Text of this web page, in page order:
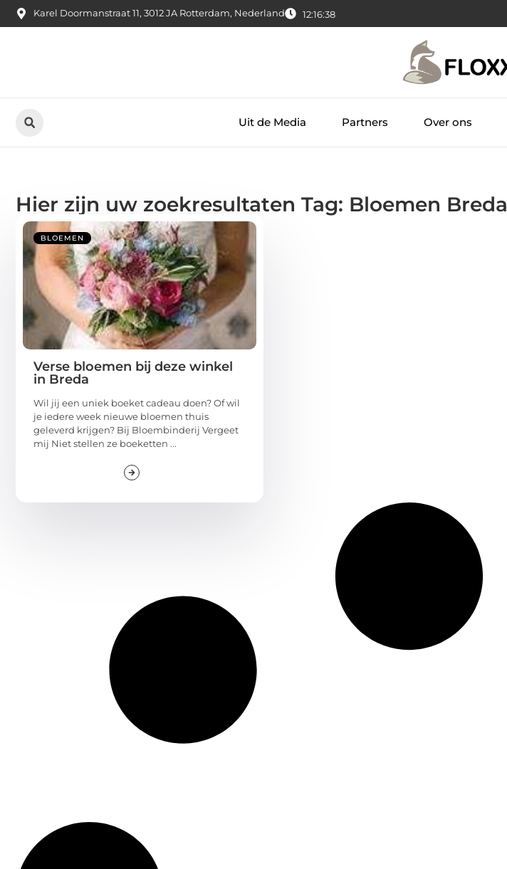
Karel Doormanstraat 11, 3012 JA Rotterdam, Nederland 12:16:38
Uit de Media Partners Over ons
Hier zijn uw zoekresultaten Tag: Bloemen Breda
BLOEMEN
Verse bloemen bij deze winkel
in Breda
Wil jij een uniek boeket cadeau doen? Of wil
je iedere week nieuwe bloemen thuis
geleverd krijgen? Bij Bloembinderij Vergeet
mij Niet stellen ze boeketten ...